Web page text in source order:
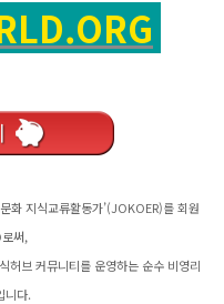
화 지식교류활동가’(JOKOER)를 회원
써,
허브 커뮤니티를 운영하는 순수 비영리
니다.